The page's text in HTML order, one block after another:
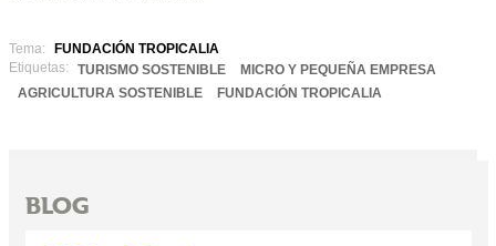
Tema:
FUNDACIÓN TROPICALIA
Etiquetas:
TURISMO SOSTENIBLE
MICRO Y PEQUEÑA EMPRESA
AGRICULTURA SOSTENIBLE
FUNDACIÓN TROPICALIA
BLOG